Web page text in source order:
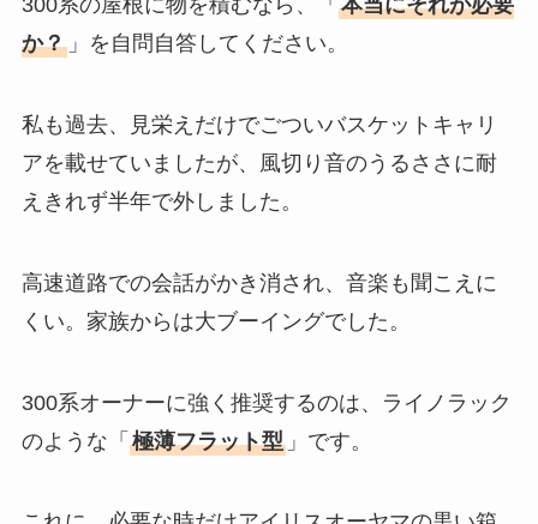
300系の屋根に物を積むなら、「 本当にそれが必要
か？」を自問自答してください。
私も過去、見栄えだけでごついバスケットキャリ
アを載せていましたが、風切り音のうるささに耐
えきれず半年で外しました。
高速道路での会話がかき消され、音楽も聞こえに
くい。家族からは大ブーイングでした。
300系オーナーに強く推奨するのは、ライノラック
のような「 極薄フラット型」です。